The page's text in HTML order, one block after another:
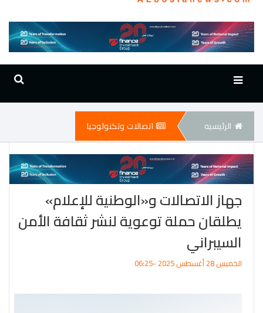
الرئيسيه اتصالات وتكنولوجيا
جهاز الاتصالات و«الوطنية للإعلام»
يطلقان حملة توعوية لنشر ثقافة الأمن
السيبراني
الخميس 28 أغسطس 2025 -06:25